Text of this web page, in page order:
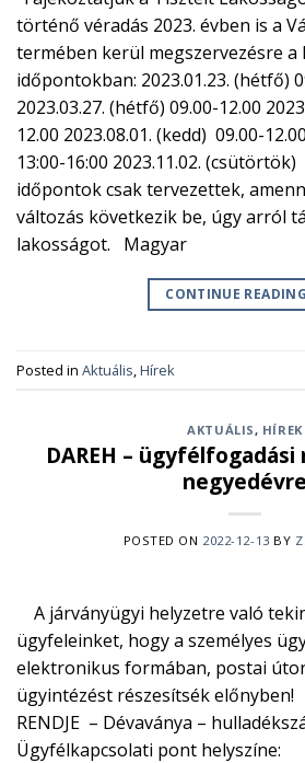
történő véradás 2023. évben is a
termében kerül megszervezésre a
időpontokban: 2023.01.23. (hétfő)
2023.03.27. (hétfő) 09.00-12.00
12.00 2023.08.01. (kedd) 09.00-
13:00-16:00 2023.11.02. (csütörtök)
időpontok csak tervezettek,
változás következik be, úgy arról
lakosságot. Magyar
CONTINUE READING
Posted in Aktuális,Hírek
AKTUÁLIS, HÍREK
DAREH – ügyfélfogadási
negyedévre
POSTED ON 2022-12-13 BY
A járványügyi helyzetre való
ügyfeleinket, hogy a személyes
elektronikus formában, postai
ügyintézést részesítsék előnyben!
RENDJE – Dévaványa –
Ügyfélkapcsolati pont